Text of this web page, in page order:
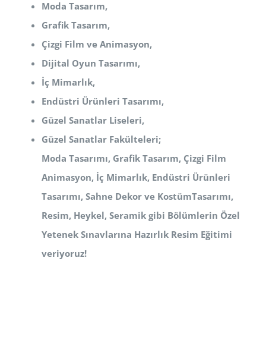
Moda Tasarım,
Grafik Tasarım,
Çizgi Film ve Animasyon,
Dijital Oyun Tasarımı,
İç Mimarlık,
Endüstri Ürünleri Tasarımı,
Güzel Sanatlar Liseleri,
Güzel Sanatlar Fakülteleri;
Moda Tasarımı, Grafik Tasarım, Çizgi Film
Animasyon, İç Mimarlık, Endüstri Ürünleri
Tasarımı, Sahne Dekor ve KostümTasarımı,
Resim, Heykel, Seramik gibi Bölümlerin Özel
Yetenek Sınavlarına Hazırlık Resim Eğitimi
veriyoruz!